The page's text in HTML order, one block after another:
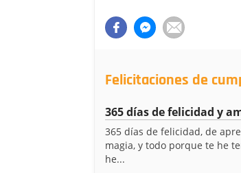
Felicitaciones de
365 días de felicidad y
365 días de felicidad, de
magia, y todo porque te he
he...